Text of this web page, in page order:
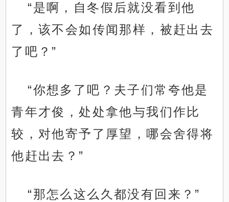
“是啊，自冬假后就没看到他
了，该不会如传闻那样，被赶出去
了吧？”
“你想多了吧？夫子们常夸他是
青年才俊，处处拿他与我们作比
较，对他寄予了厚望，哪会舍得将
他赶出去？”
“那怎么这么久都没有回来？”